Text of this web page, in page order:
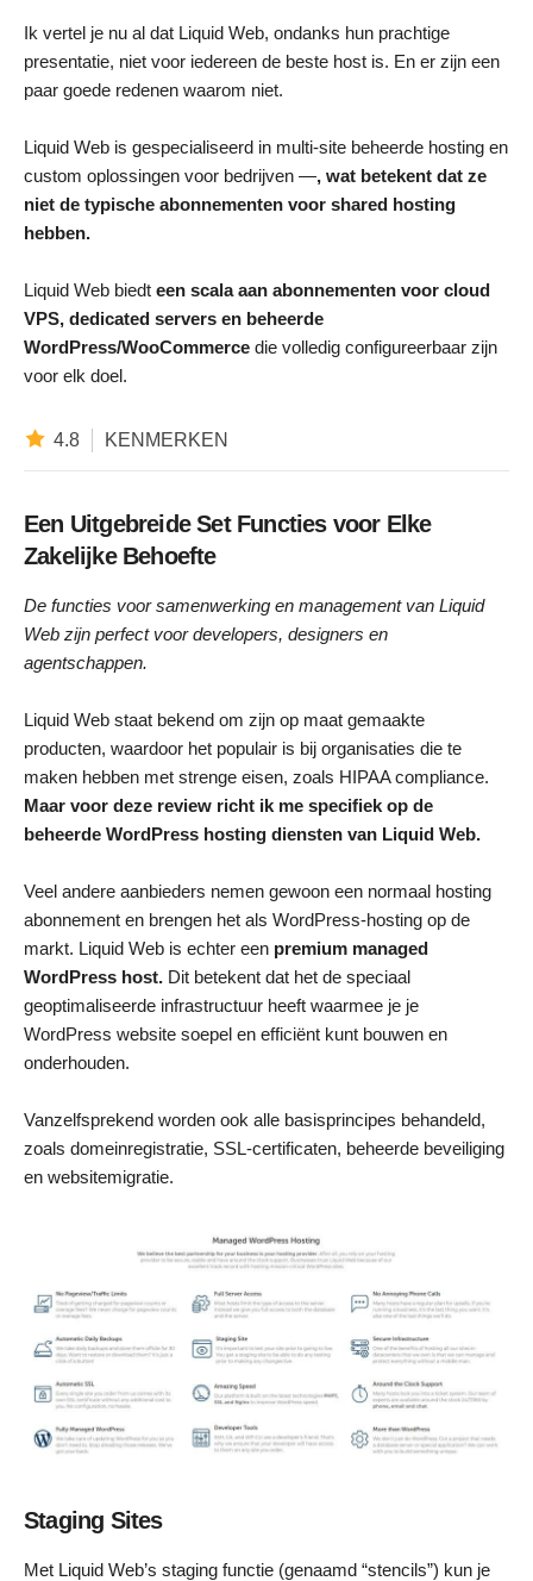
Ik vertel je nu al dat Liquid Web, ondanks hun prachtige
presentatie, niet voor iedereen de beste host is. En er zijn een
paar goede redenen waarom niet.
Liquid Web is gespecialiseerd in multi-site beheerde hosting en
custom oplossingen voor bedrijven —, wat betekent dat ze
niet de typische abonnementen voor shared hosting
hebben.
Liquid Web biedt een scala aan abonnementen voor cloud
VPS, dedicated servers en beheerde
WordPress/WooCommerce die volledig configureerbaar zijn
voor elk doel.
4.8 KENMERKEN
Een Uitgebreide Set Functies voor Elke
Zakelijke Behoefte
De functies voor samenwerking en management van Liquid
Web zijn perfect voor developers, designers en
agentschappen.
Liquid Web staat bekend om zijn op maat gemaakte
producten, waardoor het populair is bij organisaties die te
maken hebben met strenge eisen, zoals HIPAA compliance.
Maar voor deze review richt ik me specifiek op de
beheerde WordPress hosting diensten van Liquid Web.
Veel andere aanbieders nemen gewoon een normaal hosting
abonnement en brengen het als WordPress-hosting op de
markt. Liquid Web is echter een premium managed
WordPress host. Dit betekent dat het de speciaal
geoptimaliseerde infrastructuur heeft waarmee je je
WordPress website soepel en efficiënt kunt bouwen en
onderhouden.
Vanzelfsprekend worden ook alle basisprincipes behandeld,
zoals domeinregistratie, SSL-certificaten, beheerde beveiliging
en websitemigratie.
Staging Sites
Met Liquid Web’s staging functie (genaamd “stencils”) kun je